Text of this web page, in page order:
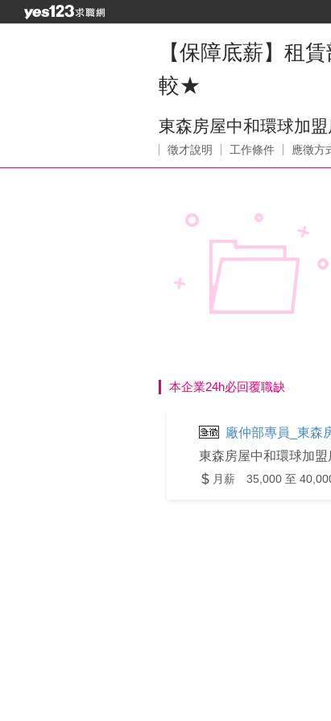
【保障底薪】租
較★
東森房屋中和環球加盟
徵才說明 工作條件 應徵方
本企業24h必回覆職缺
廠仲部專員_東
東森房屋中和環球加盟
月薪 35,000 至